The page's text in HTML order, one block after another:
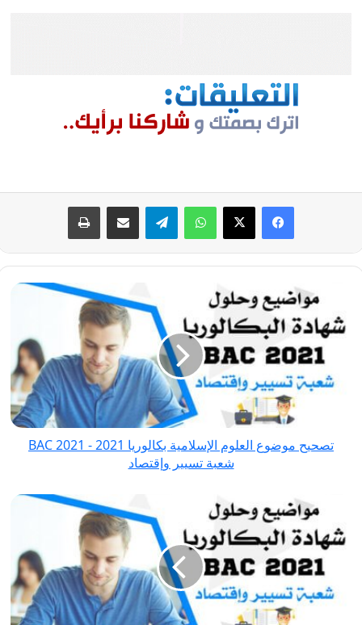
فيسبوك
‫X واتسابتيلقراممشاركة عبر البريد طباعة
تصحيح
العلوم
الإسلامية
بكالوريا
2021
2021
وإقتصاد
تصحيح موضوع العلوم الإسلامية بكالوريا 2021 - BAC 2021
شعبة تسيير وإقتصاد
تصحيح
الفلسفة
بكالوريا
2021